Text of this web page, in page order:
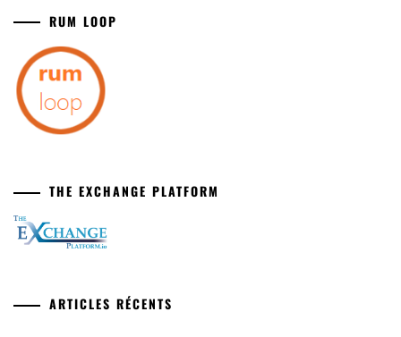
RUM LOOP
THE EXCHANGE PLATFORM
ARTICLES RÉCENTS